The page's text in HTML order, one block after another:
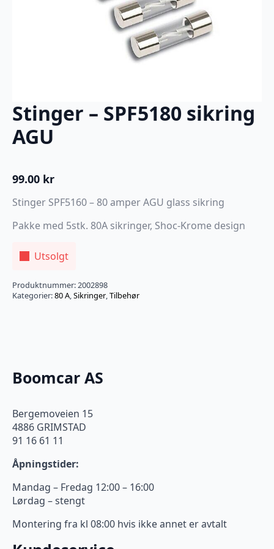
Stinger – SPF5180 sikring
AGU
99.00 kr
Stinger SPF5160 – 80 amper AGU glass sikring
Pakke med 5stk. 80A sikringer, Shoc-Krome design
Utsolgt
Produktnummer:2002898
Kategorier:80 A,Sikringer,Tilbehør
Boomcar AS
Bergemoveien 15
4886 GRIMSTAD
91 16 61 11
Åpningstider:
Mandag – Fredag 12:00 – 16:00
Lørdag – stengt
Montering fra kl 08:00 hvis ikke annet er avtalt